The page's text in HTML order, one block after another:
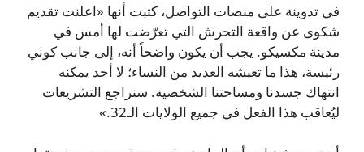
في تدوينة على منصات التواصل، كتبت أنها «اعلنت تقديم
شكوى عن واقعة التحرش التي تعرّضت لها أمس في
مدينة مكسيكو. يجب أن يكون واضحاً أنه، إلى جانب كوني
رئيسة، هذا ما تعيشه العديد من النساء؛ لا أحد يمكنه
انتهاك جسدنا ومساحتنا الشخصية. سنراجع التشريعات
ليُعاقب هذا الفعل في جميع الولايات الـ32.»